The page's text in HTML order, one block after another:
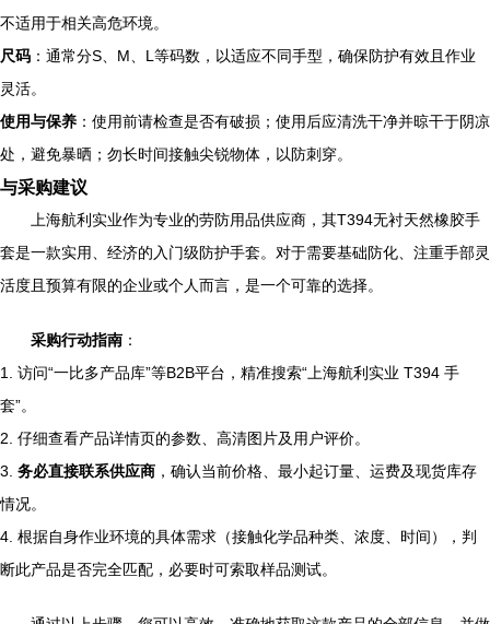
不适用于相关高危环境。
尺码 ：通常分S、M、L等码数，以适应不同手型，确保防护有效且作业
灵活。
使用与保养 ：使用前请检查是否有破损；使用后应清洗干净并晾干于阴凉
处，避免暴晒；勿长时间接触尖锐物体，以防刺穿。
与采购建议
上海航利实业作为专业的劳防用品供应商，其T394无衬天然橡胶手
套是一款实用、经济的入门级防护手套。对于需要基础防化、注重手部灵
活度且预算有限的企业或个人而言，是一个可靠的选择。
采购行动指南 ：
1. 访问“一比多产品库”等B2B平台，精准搜索“上海航利实业 T394 手
套”。
2. 仔细查看产品详情页的参数、高清图片及用户评价。
3. 务必直接联系供应商 ，确认当前价格、最小起订量、运费及现货库存
情况。
4. 根据自身作业环境的具体需求（接触化学品种类、浓度、时间），判
断此产品是否完全匹配，必要时可索取样品测试。